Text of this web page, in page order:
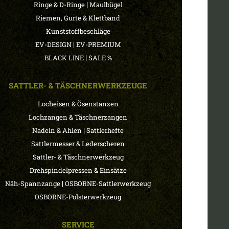
Ringe & D-Ringe|Maulbügel
Riemen, Gurte & Klettband
Kunststoffbeschläge
EV-DESIGN|EV-PREMIUM
BLACK LINE|SALE %
SATTLER- & TÄSCHNERWERKZEUGE
Locheisen & Ösenstanzen
Lochzangen & Täschnerzangen
Nadeln & Ahlen |Sattlerhefte
Sattlermesser & Lederscheren
Sattler- & Täschnerwerkzeug
Drehspindelpressen & Einsätze
Näh-Spannzange |OSBORNE-Sattlerwerkzeug
OSBORNE-Polsterwerkzeug
SERVICE